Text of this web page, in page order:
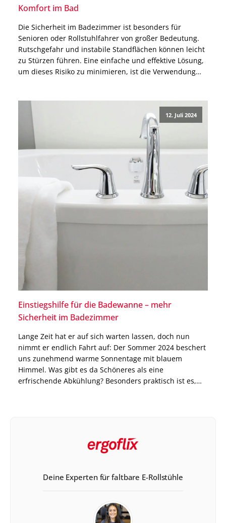
Komfort im Bad
Die Sicherheit im Badezimmer ist besonders für
Senioren oder Rollstuhlfahrer von großer Bedeutung.
Rutschgefahr und instabile Standflächen können leicht
zu Stürzen führen. Eine einfache und effektive Lösung,
um dieses Risiko zu minimieren, ist die Verwendung
Hilfsmittel nicht nur die Sicherheit erhöhen, sondern
12. Juli 2024
Einstiegshilfe für die Badewanne – mehr
Sicherheit im Badezimmer
Lange Zeit hat er auf sich warten lassen, doch nun
nimmt er endlich Fahrt auf: Der Sommer 2024 beschert
uns zunehmend warme Sonnentage mit blauem
Himmel. Was gibt es da Schöneres als eine
erfrischende Abkühlung? Besonders praktisch ist es,
Deine Experten für faltbare E-Rollstühle